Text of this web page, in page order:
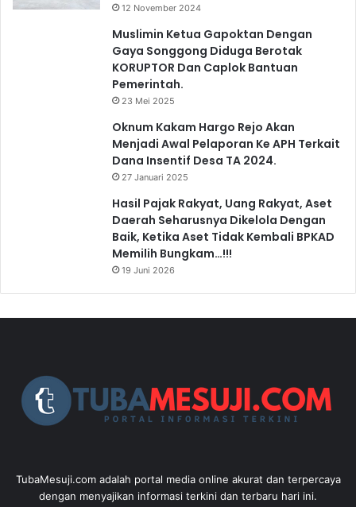
12 November 2024
Muslimin Ketua Gapoktan Dengan
Gaya Songgong Diduga Berotak
KORUPTOR Dan Caplok Bantuan
Pemerintah.
23 Mei 2025
Oknum Kakam Hargo Rejo Akan
Menjadi Awal Pelaporan Ke APH Terkait
Dana Insentif Desa TA 2024.
27 Januari 2025
Hasil Pajak Rakyat, Uang Rakyat, Aset
Daerah Seharusnya Dikelola Dengan
Baik, Ketika Aset Tidak Kembali BPKAD
Memilih Bungkam…!!!
19 Juni 2026
TubaMesuji.com adalah portal media online akurat dan terpercaya
dengan menyajikan informasi terkini dan terbaru hari ini.